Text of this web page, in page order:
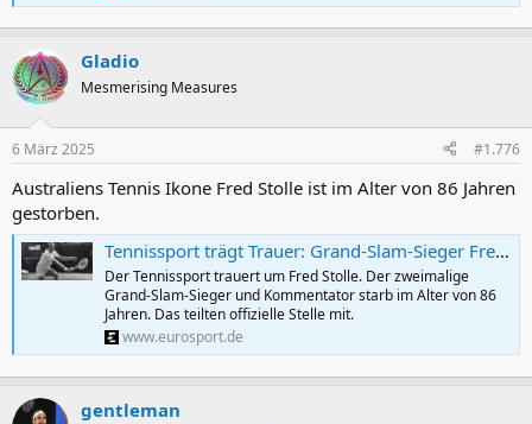
Gladio
Mesmerising Measures
6 März 2025 #1.776
Australiens Tennis Ikone Fred Stolle ist im Alter von 86 Jahren
gestorben.
Tennissport trägt Trauer: Grand-Slam-Sieger Fred Stolle gestorben
Der Tennissport trauert um Fred Stolle. Der zweimalige
Grand-Slam-Sieger und Kommentator starb im Alter von 86
Jahren. Das teilten offizielle Stelle mit.
www.eurosport.de
gentleman